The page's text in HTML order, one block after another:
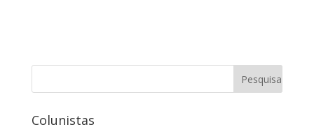
Colunistas